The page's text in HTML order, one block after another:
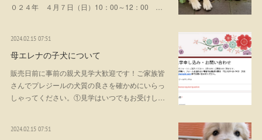
０２４年 ４月７日（日）10：00～12：00 …
2024.02.15 07:51
母エレナの子犬について
販売日前に事前の親犬見学大歓迎です！ご家族皆
さんでプレジールの犬質の良さを確かめにいらっ
しゃってください。①見学はいつでもお受けし…
2024.02.15 07:51